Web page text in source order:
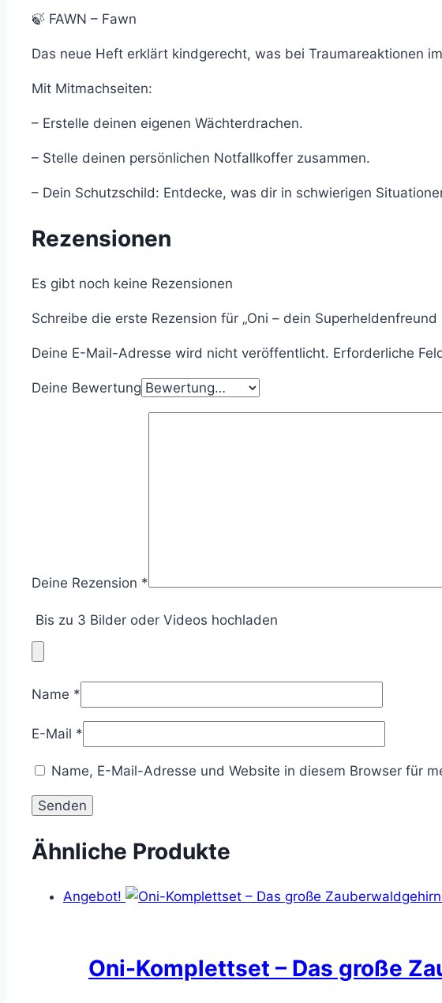
🍃 FAWN – Fawn
Das neue Heft erklärt kindgerecht, was bei Traumareaktionen
Mit Mitmachseiten:
– Erstelle deinen eigenen Wächterdrachen.
– Stelle deinen persönlichen Notfallkoffer zusammen.
– Dein Schutzschild: Entdecke, was dir in schwierigen
Rezensionen
Es gibt noch keine Rezensionen
Schreibe die erste Rezension für „Oni – dein
Deine E-Mail-Adresse wird nicht veröffentlicht. Erforderliche
Deine Bewertung
Deine Rezension *
Bis zu 3 Bilder oder Videos hochladen
Name *
E-Mail *
Name, E-Mail-Adresse und Website in diesem Browser für
Ähnliche Produkte
Angebot!
Oni-Komplettset – Das große